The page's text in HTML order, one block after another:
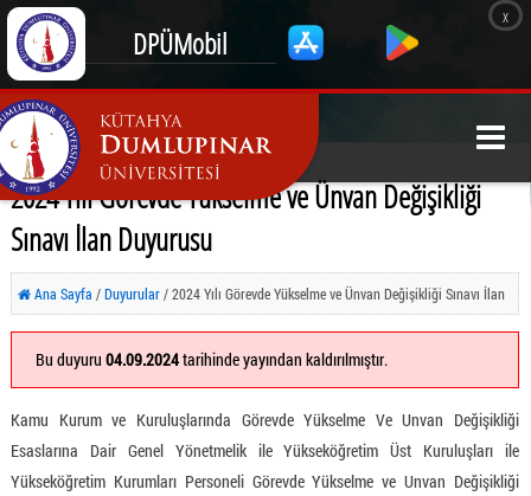
DPÜMobil
x
2024 Yılı Görevde Yükselme ve Ünvan Değişikliği
Sınavı İlan Duyurusu
Ana Sayfa /Duyurular/ 2024 Yılı Görevde Yükselme ve Ünvan Değişikliği Sınavı İlan
Duyurusu
Bu duyuru 04.09.2024tarihinde yayından kaldırılmıştır.
Kamu Kurum ve Kuruluşlarında Görevde Yükselme Ve Unvan Değişikliği
Esaslarına Dair Genel Yönetmelik ile Yükseköğretim Üst Kuruluşları ile
Yükseköğretim Kurumları Personeli Görevde Yükselme ve Unvan Değişikliği